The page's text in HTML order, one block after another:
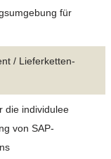
für
/ Lieferketten-
die individulee
von SAP-